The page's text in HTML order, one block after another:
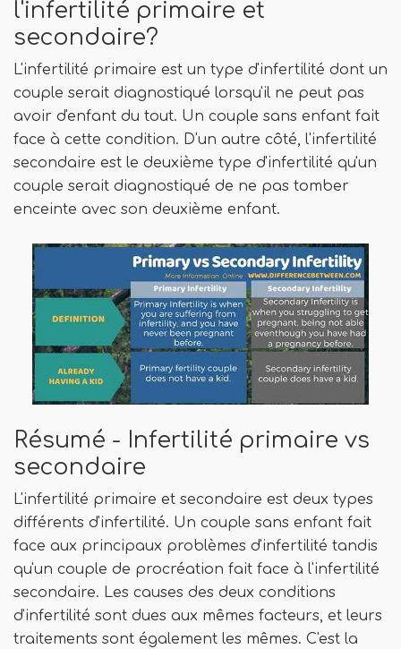
l'infertilité primaire et
secondaire?
L'infertilité primaire est un type d'infertilité dont un
couple serait diagnostiqué lorsqu'il ne peut pas
avoir d'enfant du tout. Un couple sans enfant fait
face à cette condition. D'un autre côté, l'infertilité
secondaire est le deuxième type d'infertilité qu'un
couple serait diagnostiqué de ne pas tomber
enceinte avec son deuxième enfant.
Résumé - Infertilité primaire vs
secondaire
L'infertilité primaire et secondaire est deux types
différents d'infertilité. Un couple sans enfant fait
face aux principaux problèmes d'infertilité tandis
qu'un couple de procréation fait face à l'infertilité
secondaire. Les causes des deux conditions
d'infertilité sont dues aux mêmes facteurs, et leurs
traitements sont également les mêmes. C'est la